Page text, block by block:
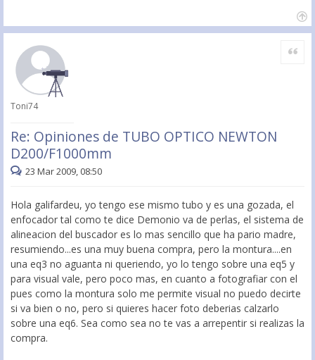
Toni74
Re: Opiniones de TUBO OPTICO NEWTON
D200/F1000mm
Citar
23 Mar 2009, 08:50
Hola galifardeu, yo tengo ese mismo tubo y es una gozada, el
enfocador tal como te dice Demonio va de perlas, el sistema de
alineacion del buscador es lo mas sencillo que ha pario madre,
resumiendo...es una muy buena compra, pero la montura....en
una eq3 no aguanta ni queriendo, yo lo tengo sobre una eq5 y
para visual vale, pero poco mas, en cuanto a fotografiar con el
pues como la montura solo me permite visual no puedo decirte
si va bien o no, pero si quieres hacer foto deberias calzarlo
sobre una eq6. Sea como sea no te vas a arrepentir si realizas la
compra.